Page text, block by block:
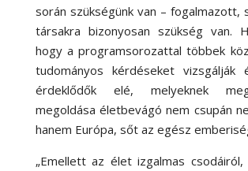
során szükségünk van – fogalmazott,
társakra bizonyosan szükség van.
hogy a programsorozattal többek
tudományos kérdéseket vizsgálják
érdeklődők elé, melyeknek
megoldása életbevágó nem csupán
hanem Európa, sőt az egész
„Emellett az élet izgalmas csodáiról,